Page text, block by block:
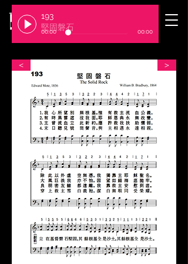
​臺北基督徒聚會處
193
堅固磐石
00:00 00:00
＜ ＞